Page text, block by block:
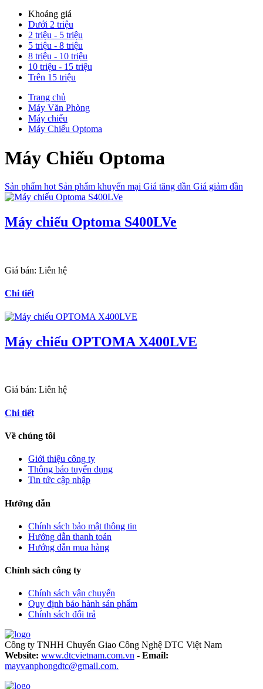
Khoảng giá
Dưới 2 triệu
2 triệu - 5 triệu
5 triệu - 8 triệu
8 triệu - 10 triệu
10 triệu - 15 triệu
Trên 15 triệu
Trang chủ
Máy Văn Phòng
Máy chiếu
Máy Chiếu Optoma
Máy Chiếu Optoma
Sản phẩm hot Sản phẩm khuyến mại Giá tăng dần Giá giảm dần
Máy chiếu Optoma S400LVe
Giá bán: Liên hệ
Chi tiết
Máy chiếu OPTOMA X400LVE
Giá bán: Liên hệ
Chi tiết
Về chúng tôi
Giới thiệu công ty
Thông báo tuyển dụng
Tin tức cập nhập
Hướng dẫn
Chính sách bảo mật thông tin
Hướng dẫn thanh toán
Hướng dẫn mua hàng
Chính sách công ty
Chính sách vận chuyển
Quy định bảo hành sản phẩm
Chính sách đổi trả
Công ty TNHH Chuyển Giao Công Nghệ DTC Việt Nam
Website: www.dtcvietnam.com.vn - Email:
mayvanphongdtc@gmail.com.